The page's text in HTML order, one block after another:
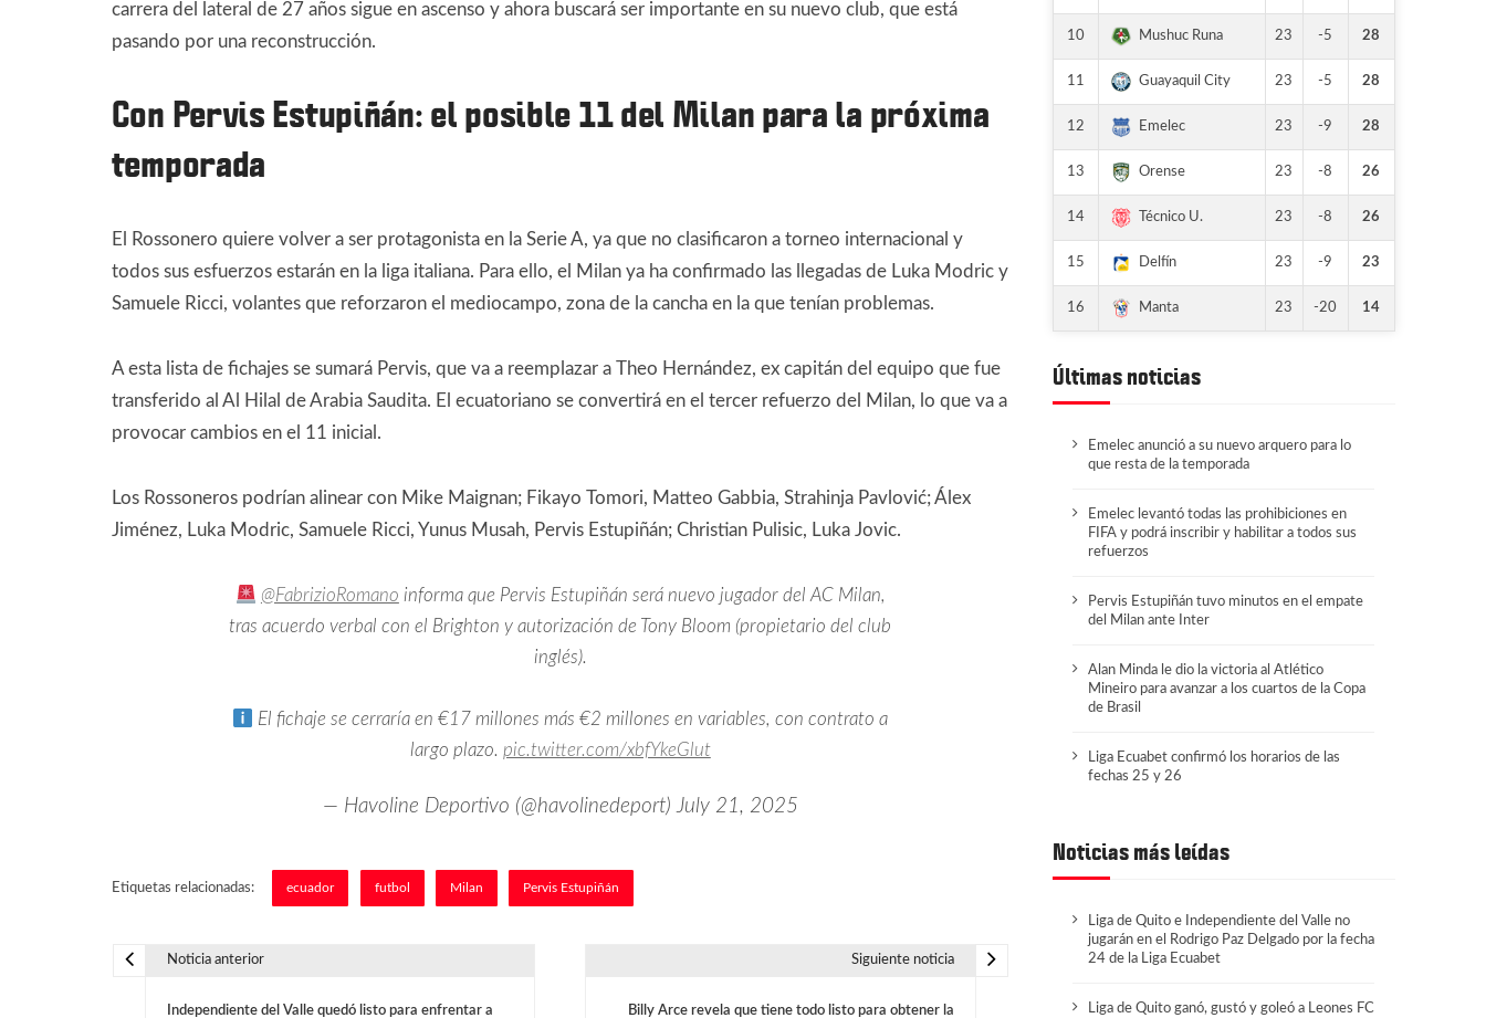
carrera del lateral de 27 años sigue en ascenso y ahora buscará ser importante en su nuevo club, que está
pasando por una reconstrucción.
Con Pervis Estupiñán: el posible 11 del Milan para la próxima
temporada
El Rossonero quiere volver a ser protagonista en la Serie A, ya que no clasificaron a torneo internacional y
todos sus esfuerzos estarán en la liga italiana. Para ello, el Milan ya ha confirmado las llegadas de Luka Modric y
Samuele Ricci, volantes que reforzaron el mediocampo, zona de la cancha en la que tenían problemas.
A esta lista de fichajes se sumará Pervis, que va a reemplazar a Theo Hernández, ex capitán del equipo que fue
transferido al Al Hilal de Arabia Saudita. El ecuatoriano se convertirá en el tercer refuerzo del Milan, lo que va a
provocar cambios en el 11 inicial.
Los Rossoneros podrían alinear con Mike Maignan; Fikayo Tomori, Matteo Gabbia, Strahinja Pavlović; Álex
Jiménez, Luka Modric, Samuele Ricci, Yunus Musah, Pervis Estupiñán; Christian Pulisic, Luka Jovic.
@FabrizioRomano informa que Pervis Estupiñán será nuevo jugador del AC Milan,
tras acuerdo verbal con el Brighton y autorización de Tony Bloom (propietario del club
inglés).
El fichaje se cerraría en €17 millones más €2 millones en variables, con contrato a
largo plazo. pic.twitter.com/xbfYkeGlut
— Havoline Deportivo (@havolinedeport) July 21, 2025
Etiquetas relacionadas: ecuador futbol Milan Pervis Estupiñán
Noticia anterior
Independiente del Valle quedó listo para enfrentar a
Siguiente noticia
Billy Arce revela que tiene todo listo para obtener la
10 Mushuc Runa 23 -5 28
11 Guayaquil City 23 -5 28
12 Emelec 23 -9 28
13 Orense 23 -8 26
14 Técnico U. 23 -8 26
15 Delfín 23 -9 23
16 Manta 23 -20 14
Últimas noticias
Emelec anunció a su nuevo arquero para lo
que resta de la temporada
Emelec levantó todas las prohibiciones en
FIFA y podrá inscribir y habilitar a todos sus
refuerzos
Pervis Estupiñán tuvo minutos en el empate
del Milan ante Inter
Alan Minda le dio la victoria al Atlético
Mineiro para avanzar a los cuartos de la Copa
de Brasil
Liga Ecuabet confirmó los horarios de las
fechas 25 y 26
Noticias más leídas
Liga de Quito e Independiente del Valle no
jugarán en el Rodrigo Paz Delgado por la fecha
24 de la Liga Ecuabet
Liga de Quito ganó, gustó y goleó a Leones FC